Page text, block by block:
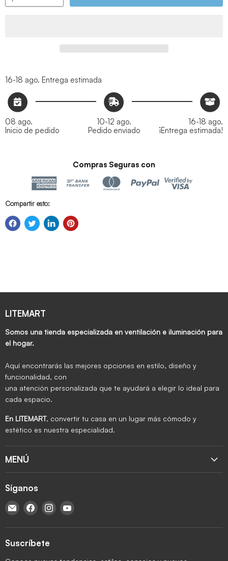
16-18 ago. Entrega estimada
08 ago.
Inicio de pedido
10-12 ago.
Pedido enviado
16-18 ago.
¡Entrega estimada!
Compras Seguras con
Compartir esto:
LITEMART
Somos una tienda especializada en ventilación e iluminación para
el hogar.
Aquí encontrarás las mejores opciones en estilo, diseño y
funcionalidad, con
una atención personalizada que te ayudará a elegir lo ideal para
cada espacio.
En LITEMART, convertir tu casa en un lugar más cómodo y
estético es nuestra especialidad.
MENÚ
Síganos
Encuéntrenos en Correo electrónico
Encuéntrenos en Facebook
Encuéntrenos en Instagram
Suscríbete